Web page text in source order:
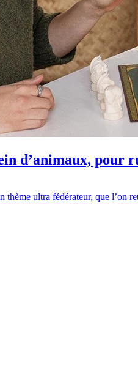
d’animaux, pour
thème ultra fédérateur, que l’on